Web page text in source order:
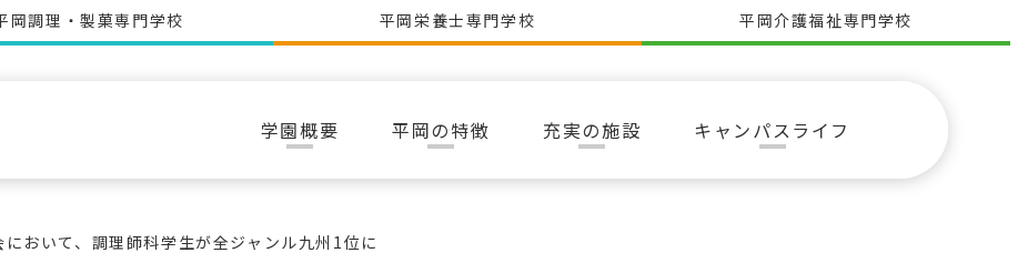
岡調理・製菓専門学校 平岡栄養士専門学校 平岡介護福祉専門学校
学園概要 平岡の特徴 充実の施設 キャンパスライフ
おいて、調理師科学生が全ジャンル九州1位に